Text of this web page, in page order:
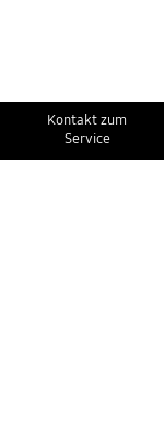
Kontakt zum
Service